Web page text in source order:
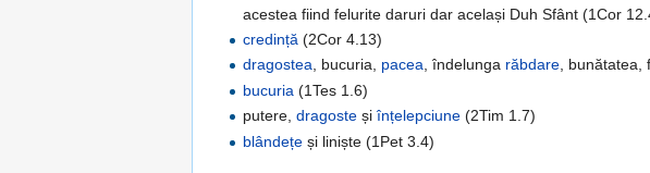
acestea fiind felurite daruri dar același Duh Sfânt (1Cor
credință (2Cor 4.13)
dragostea, bucuria, pacea, îndelunga răbdare, bunătatea,
bucuria (1Tes 1.6)
putere,dragoste șiînțelepciune (2Tim 1.7)
blândețe și liniște (1Pet 3.4)